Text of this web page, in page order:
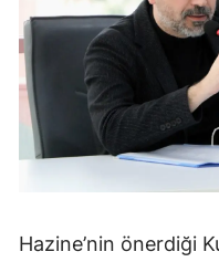
Hazine’nin önerdiği